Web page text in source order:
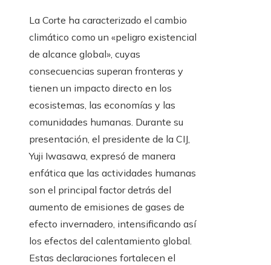
La Corte ha caracterizado el cambio
climático como un «peligro existencial
de alcance global», cuyas
consecuencias superan fronteras y
tienen un impacto directo en los
ecosistemas, las economías y las
comunidades humanas. Durante su
presentación, el presidente de la CIJ,
Yuji Iwasawa, expresó de manera
enfática que las actividades humanas
son el principal factor detrás del
aumento de emisiones de gases de
efecto invernadero, intensificando así
los efectos del calentamiento global.
Estas declaraciones fortalecen el